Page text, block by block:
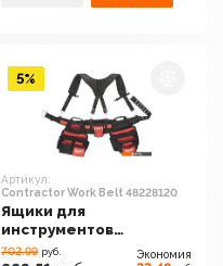
Артикул:
Contractor Work Belt 48228120
Ящики для
инструментов
Milwaukee Contractor
702.99 руб. Экономия
5%